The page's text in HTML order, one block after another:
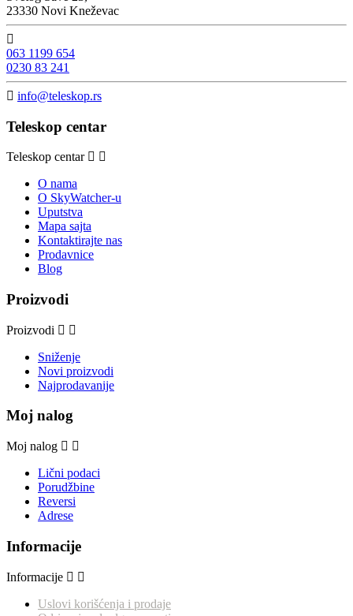
23330 Novi Kneževac

063 1199 654
0230 83 241
 info@teleskop.rs
Teleskop centar
Teleskop centar
O nama
O SkyWatcher-u
Uputstva
Mapa sajta
Kontaktirajte nas
Prodavnice
Blog
Proizvodi
Proizvodi
Sniženje
Novi proizvodi
Najprodavanije
Moj nalog
Moj nalog
Lični podaci
Porudžbine
Reversi
Adrese
Informacije
Informacije
Uslovi korišćenja i prodaje